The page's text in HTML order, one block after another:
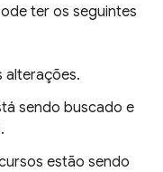
ter os seguintes
alterações.
sendo buscado e
estão sendo